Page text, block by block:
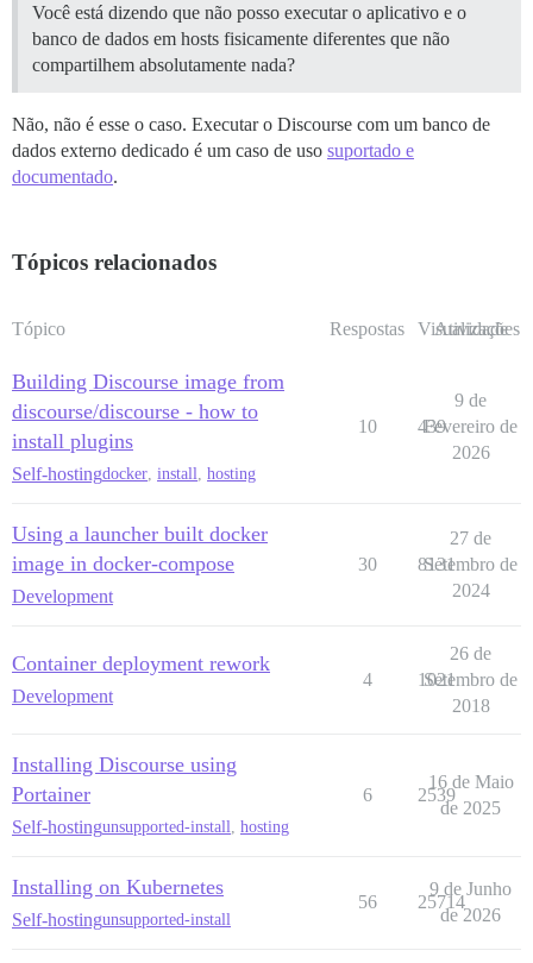
Você está dizendo que não posso executar o aplicativo e o
banco de dados em hosts fisicamente diferentes que não
compartilhem absolutamente nada?
Não, não é esse o caso. Executar o Discourse com um banco de
dados externo dedicado é um caso de uso suportado e
documentado.
Tópicos relacionados
Tópico Respostas Visualizações
Atividade
Building Discourse image from
discourse/discourse - how to
install plugins
Self-hostingdocker, install, hosting
10 439
9 de
Fevereiro de
2026
Using a launcher built docker
image in docker-compose
Development
30 8131
27 de
Setembro de
2024
Container deployment rework
Development
4 1021
26 de
Setembro de
2018
Installing Discourse using
Portainer
Self-hostingunsupported-install, hosting
6 2539
16 de Maio
de 2025
Installing on Kubernetes
Self-hostingunsupported-install
56 25714
9 de Junho
de 2026